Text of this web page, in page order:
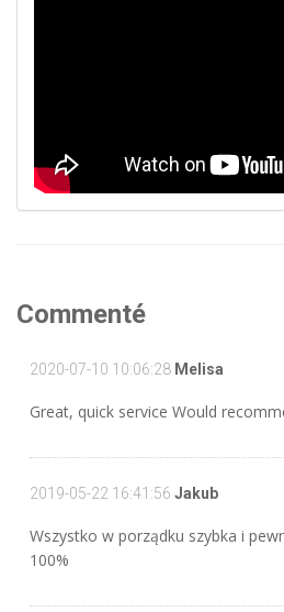
Commenté
2020-07-10 10:06:28 Melisa
Great, quick service Would
2019-05-22 16:41:56 Jakub
Wszystko w porządku szybka i
100%